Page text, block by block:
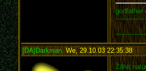
godfather
[DA]Darkman,We, 29.10.03 22:35:38:
Zählt